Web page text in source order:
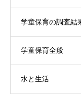
学童保育の調査結
学童保育全般
水と生活